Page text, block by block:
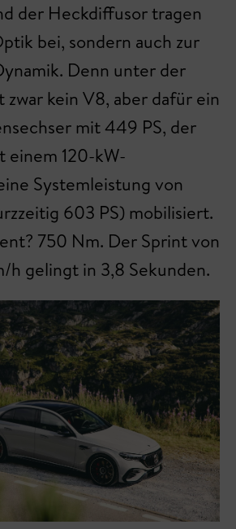
der Heckdiffusor tragen
bei, sondern auch zur
Denn unter der
kein V8, aber dafür ein
mit 449 PS, der
einem 120-kW-
Systemleistung von
603 PS) mobilisiert.
750 Nm. Der Sprint von
h gelingt in 3,8 Sekunden.